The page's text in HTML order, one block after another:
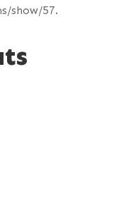
show/57.